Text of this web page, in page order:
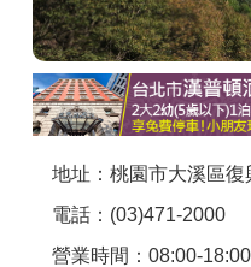
APP下載
地址：桃園市大溪區
電話：(03)471-2000
營業時間：08:00-18:00